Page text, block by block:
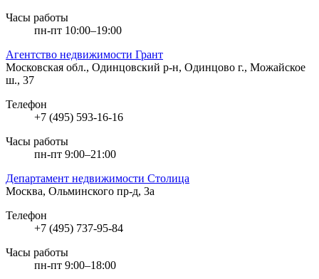
Часы работы
пн-пт 10:00–19:00
Агентство недвижимости Грант
Московская обл., Одинцовский р-н, Одинцово г., Можайское
ш., 37
Телефон
+7 (495) 593-16-16
Часы работы
пн-пт 9:00–21:00
Департамент недвижимости Столица
Москва, Ольминского пр-д, 3а
Телефон
+7 (495) 737-95-84
Часы работы
пн-пт 9:00–18:00